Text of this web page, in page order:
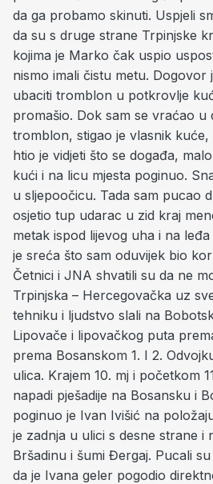
da ga probamo skinuti. Uspjeli
da su s druge strane Trpinjske
kojima je Marko čak uspio
nismo imali čistu metu. Dogovor
ubaciti tromblon u potkrovlje
promašio. Dok sam se vraćao u
tromblon, stigao je vlasnik kuće,
htio je vidjeti što se događa,
kući i na licu mjesta poginuo.
u sljepoočicu. Tada sam pucao
osjetio tup udarac u zid kraj
metak ispod lijevog uha i na
je sreća što sam oduvijek bio
Četnici i JNA shvatili su da ne
Trpinjska – Hercegovačka uz
tehniku i ljudstvo slali na
Lipovače i lipovačkog puta
prema Bosanskom 1. I 2.
ulica. Krajem 10. mj i početkom
napadi pješadije na Bosansku i
poginuo je Ivan Ivišić na
je zadnja u ulici s desne strane i
Bršadinu i šumi Đergaj. Pucali
da je Ivana geler pogodio